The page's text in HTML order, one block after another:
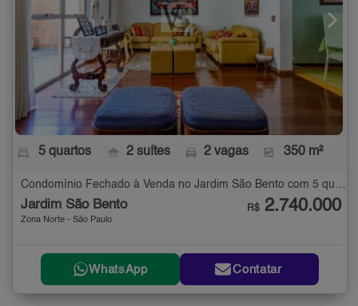
5 quartos 2 suítes 2 vagas 350 m²
Condomínio Fechado à Venda no Jardim São Bento com 5 quartos - 350 m²
Jardim São Bento
Zona Norte - São Paulo
R$ 2.740.000
WhatsApp Contatar